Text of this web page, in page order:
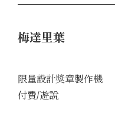
梅達里葉
限量設計獎章製作機
付費/遊說